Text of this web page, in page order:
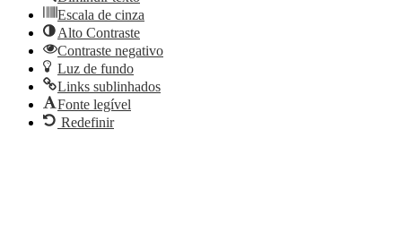
Escala de cinza
Alto Contraste
Contraste negativo
Luz de fundo
Links sublinhados
Fonte legível
Redefinir